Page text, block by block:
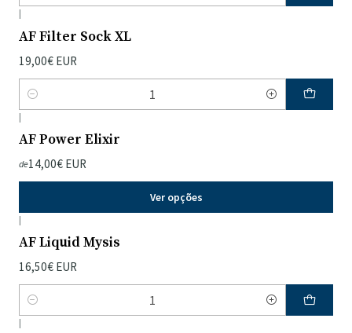
|
AF Filter Sock XL
19,00€ EUR
Quantidade
|
AF Power Elixir
de14,00€ EUR
Ver opções
|
AF Liquid Mysis
16,50€ EUR
Quantidade
|